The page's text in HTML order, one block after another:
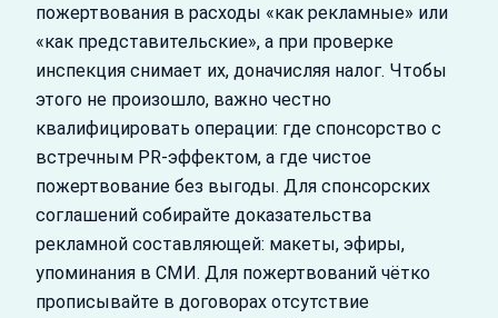
пожертвования в расходы «как рекламные» или
«как представительские», а при проверке
инспекция снимает их, доначисляя налог. Чтобы
этого не произошло, важно честно
квалифицировать операции: где спонсорство с
встречным PR-эффектом, а где чистое
пожертвование без выгоды. Для спонсорских
соглашений собирайте доказательства
рекламной составляющей: макеты, эфиры,
упоминания в СМИ. Для пожертвований чётко
прописывайте в договорах отсутствие